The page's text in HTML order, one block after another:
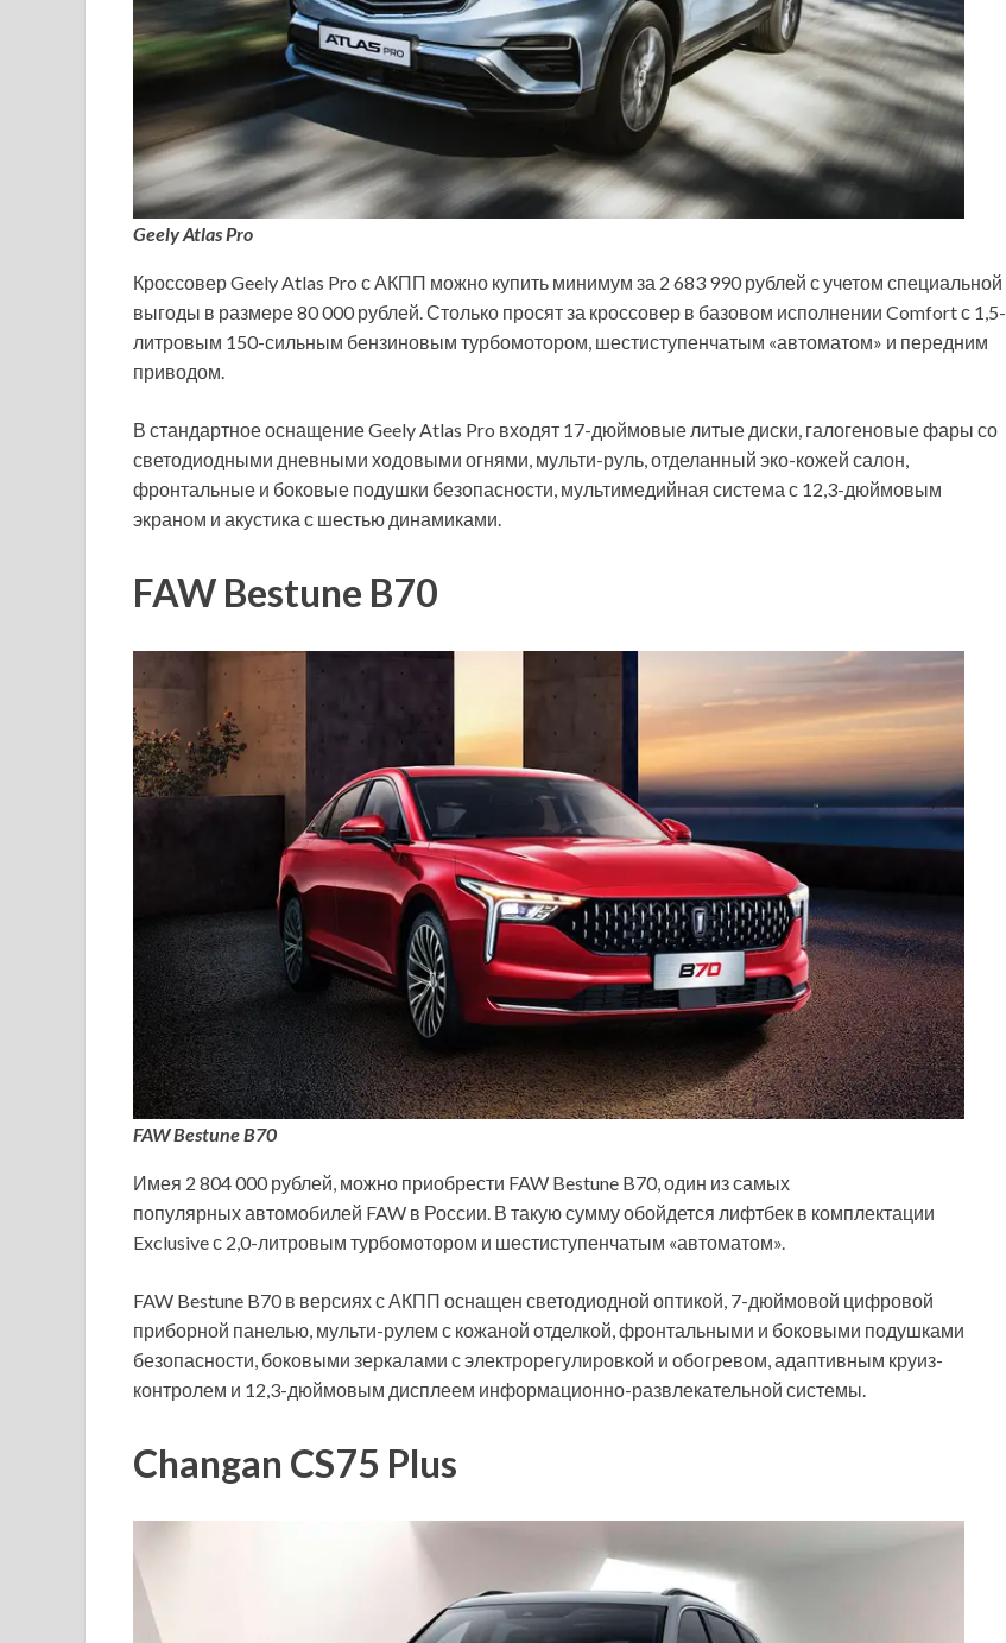
Geely Atlas Pro
Кроссовер Geely Atlas Pro с АКПП можно купить минимум за 2 683 990 рублей с учетом специальной
выгоды в размере 80 000 рублей. Столько просят за кроссовер в базовом исполнении Comfort с 1,5-
литровым 150-сильным бензиновым турбомотором, шестиступенчатым «автоматом» и передним
приводом.
В стандартное оснащение Geely Atlas Pro входят 17-дюймовые литые диски, галогеновые фары со
светодиодными дневными ходовыми огнями, мульти-руль, отделанный эко-кожей салон,
фронтальные и боковые подушки безопасности, мультимедийная система с 12,3-дюймовым
экраном и акустика с шестью динамиками.
FAW Bestune B70
FAW Bestune B70
Имея 2 804 000 рублей, можно приобрести FAW Bestune B70, один из самых
популярных автомобилей FAW в России. В такую сумму обойдется лифтбек в комплектации
Exclusive с 2,0-литровым турбомотором и шестиступенчатым «автоматом».
FAW Bestune B70 в версиях с АКПП оснащен светодиодной оптикой, 7-дюймовой цифровой
приборной панелью, мульти-рулем с кожаной отделкой, фронтальными и боковыми подушками
безопасности, боковыми зеркалами с электрорегулировкой и обогревом, адаптивным круиз-
контролем и 12,3-дюймовым дисплеем информационно-развлекательной системы.
Changan CS75 Plus